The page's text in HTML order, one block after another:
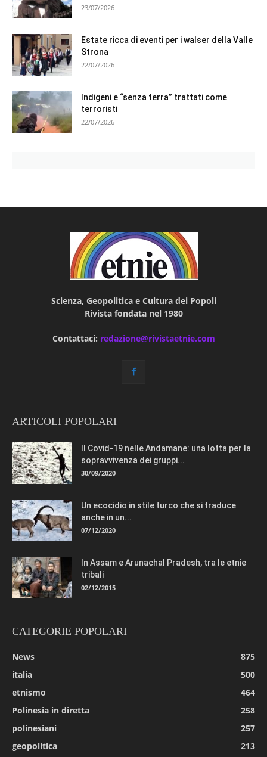
23/07/2026
Estate ricca di eventi per i walser della Valle
Strona
22/07/2026
Indigeni e “senza terra” trattati come
terroristi
22/07/2026
Scienza, Geopolitica e Cultura dei Popoli
Rivista fondata nel 1980
Contattaci: redazione@rivistaetnie.com
ARTICOLI POPOLARI
Il Covid-19 nelle Andamane: una lotta per la
sopravvivenza dei gruppi...
30/09/2020
Un ecocidio in stile turco che si traduce
anche in un...
07/12/2020
In Assam e Arunachal Pradesh, tra le etnie
tribali
02/12/2015
CATEGORIE POPOLARI
News
875
italia
500
etnismo
464
Polinesia in diretta
258
polinesiani
257
geopolitica
213